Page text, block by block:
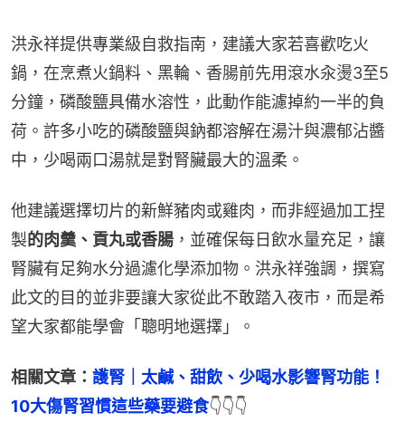
洪永祥提供專業級自救指南，建議大家若喜歡吃火
鍋，在烹煮火鍋料、黑輪、香腸前先用滾水汆燙3至5
分鐘，磷酸鹽具備水溶性，此動作能濾掉約一半的負
荷。許多小吃的磷酸鹽與鈉都溶解在湯汁與濃郁沾醬
中，少喝兩口湯就是對腎臟最大的溫柔。
他建議選擇切片的新鮮豬肉或雞肉，而非經過加工捏
製的肉羹、貢丸或香腸 ，並確保每日飲水量充足，讓
腎臟有足夠水分過濾化學添加物。洪永祥強調，撰寫
此文的目的並非要讓大家從此不敢踏入夜市，而是希
望大家都能學會「聰明地選擇」。
相關文章： 護腎｜太鹹、甜飲、少喝水影響腎功能！
10大傷腎習慣這些藥要避食👇👇👇